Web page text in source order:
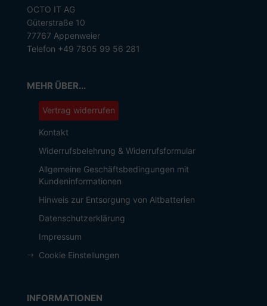
OCTO IT AG
Güterstraße 10
77767 Appenweier
Telefon +49 7805 99 56 281
MEHR ÜBER...
Vertrag widerrufen
Kontakt
Widerrufsbelehrung & Widerrufsformular
Allgemeine Geschäftsbedingungen mit
Kundeninformationen
Hinweis zur Entsorgung von Altbatterien
Datenschutzerklärung
Impressum
Cookie Einstellungen
INFORMATIONEN